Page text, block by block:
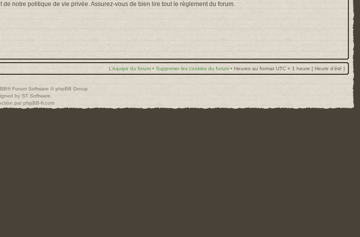
notre politique de vie privée. Assurez-vous de bien lire tout le règlement du forum.
L’équipe du forum • Supprimer les cookies du forum • Heures au format UTC + 1 heure [ Heure d’été ]
® Forum Software © phpBB Group
by ST Software
par phpBB-fr.com